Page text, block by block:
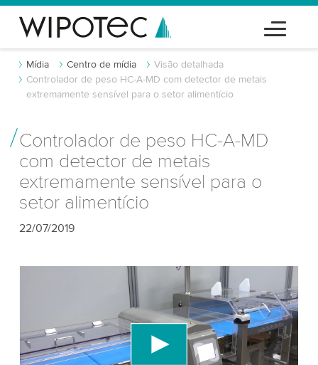
Mídia Centro de mídia
Visão detalhada
Controlador de peso HC-A-MD com detector de metais
extremamente sensível para o setor alimentício
Controlador de peso HC-A-MD
com detector de metais
extremamente sensível para o
setor alimentício
22/07/2019
Precisamos do seu consentimento para
carregar o serviço de vídeo do YouTube!
Utilizamos um serviço de terceiros para incorporar
conteúdo de vídeo que pode coletar dados sobre
sua atividade. Por favor, reveja os detalhes e